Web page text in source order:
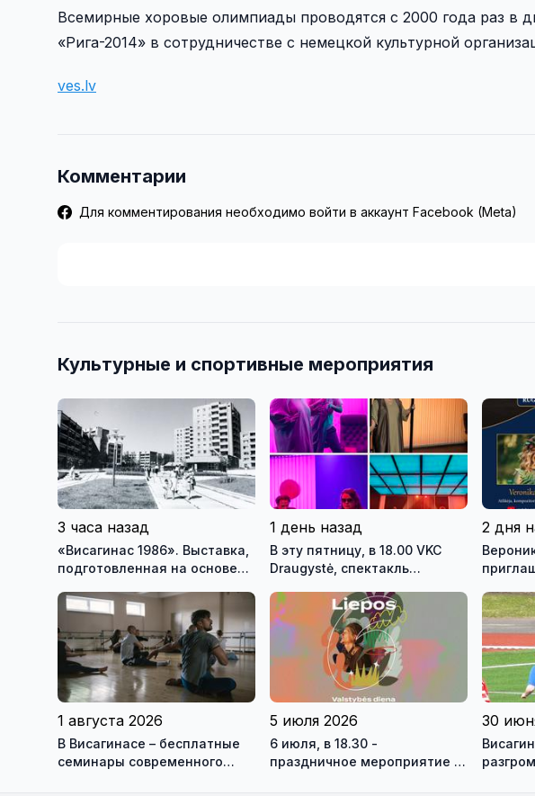
Всемирные хоровые олимпиады проводятся с 2000 года раз в
«Рига-2014» в сотрудничестве с немецкой культурной
ves.lv
Комментарии
Для комментирования необходимо войти в аккаунт Facebook (Meta)
Культурные и спортивные мероприятия
3 часа назад
«Висагинас 1986». Выставка,
подготовленная на основе
посетителей на 40 лет назад
1 день назад
В эту пятницу, в 18.00 VKC
Draugystė, спектакль
театра - Михаил Дурненков
«Дива» реж. Тадас
Монтримас
2 дня
в
1 августа 2026
В Висагинасе – бесплатные
семинары современного
5 июля 2026
6 июля, в 18.30 -
праздничное мероприятие в
30